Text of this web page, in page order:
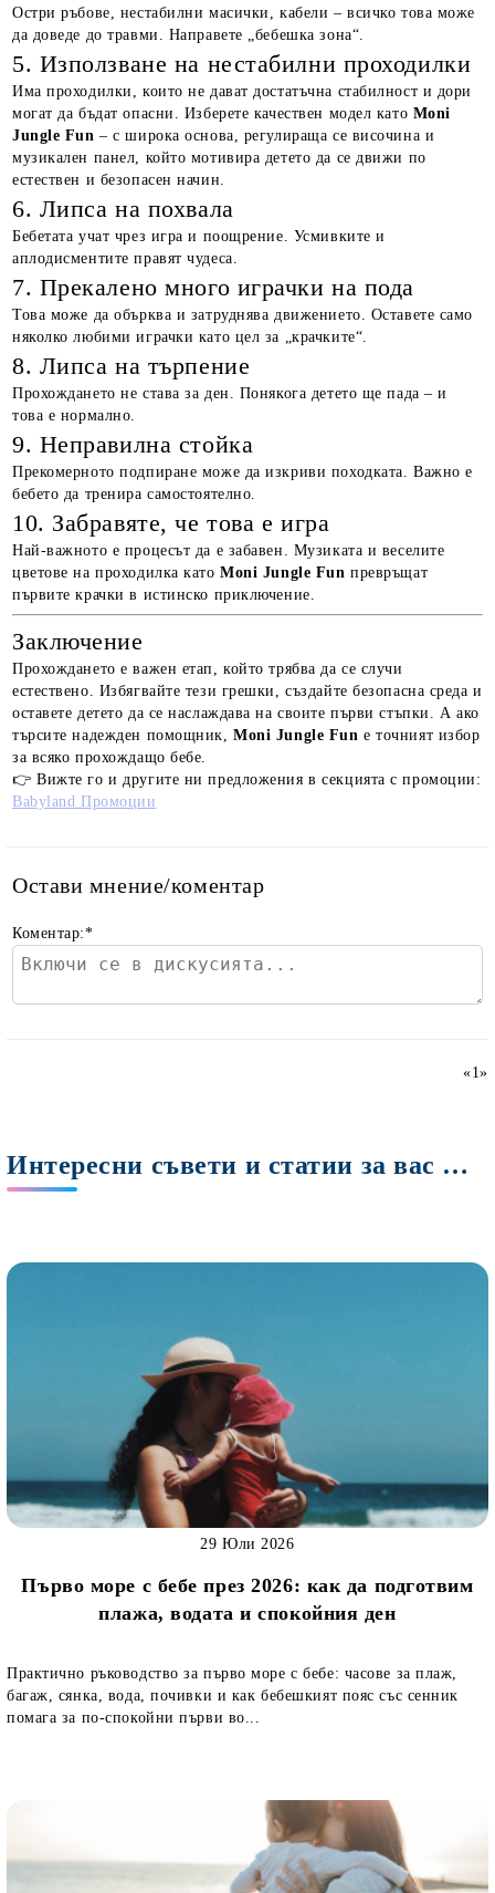
Остри ръбове, нестабилни масички, кабели – всичко това може
да доведе до травми. Направете „бебешка зона“.
5. Използване на нестабилни проходилки
Има проходилки, които не дават достатъчна стабилност и дори
могат да бъдат опасни. Изберете качествен модел като Moni
Jungle Fun – с широка основа, регулираща се височина и
музикален панел, който мотивира детето да се движи по
естествен и безопасен начин.
6. Липса на похвала
Бебетата учат чрез игра и поощрение. Усмивките и
аплодисментите правят чудеса.
7. Прекалено много играчки на пода
Това може да обърква и затруднява движението. Оставете само
няколко любими играчки като цел за „крачките“.
8. Липса на търпение
Прохождането не става за ден. Понякога детето ще пада – и
това е нормално.
9. Неправилна стойка
Прекомерното подпиране може да изкриви походката. Важно е
бебето да тренира самостоятелно.
10. Забравяте, че това е игра
Най-важното е процесът да е забавен. Музиката и веселите
цветове на проходилка катоMoni Jungle Fun превръщат
първите крачки в истинско приключение.
Заключение
Прохождането е важен етап, който трябва да се случи
естествено. Избягвайте тези грешки, създайте безопасна среда и
оставете детето да се наслаждава на своите първи стъпки. А ако
търсите надежден помощник,Moni Jungle Fun е точният избор
за всяко прохождащо бебе.
👉 Вижте го и другите ни предложения в секцията с промоции:
Babyland Промоции
Остави мнение/коментар
Коментар:*
«1»
Интересни съвети и статии за вас Мами
Първо море с бебе през 2026: как да подготвим
плажа, водата и спокойния ден
29 Юли 2026
Практично ръководство за първо море с бебе: часове за плаж,
багаж, сянка, вода, почивки и как бебешкият пояс със сенник
помага за по-спокойни първи во...